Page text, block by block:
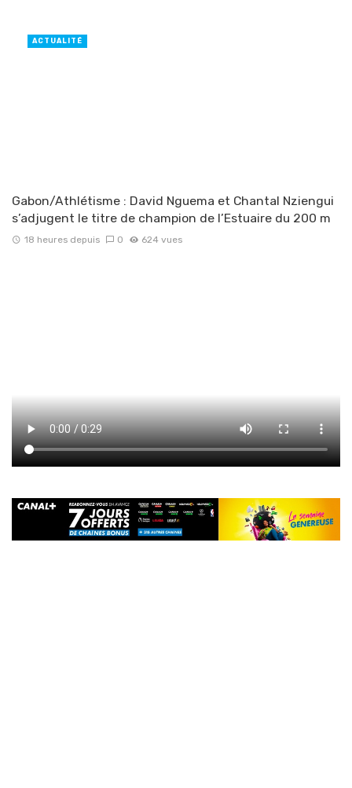
Gabon/Athlétisme : David Nguema et Chantal Nziengui
s’adjugent le titre de champion de l’Estuaire du 200 m
18 heures depuis 0 624 vues
ACTUALITÉ